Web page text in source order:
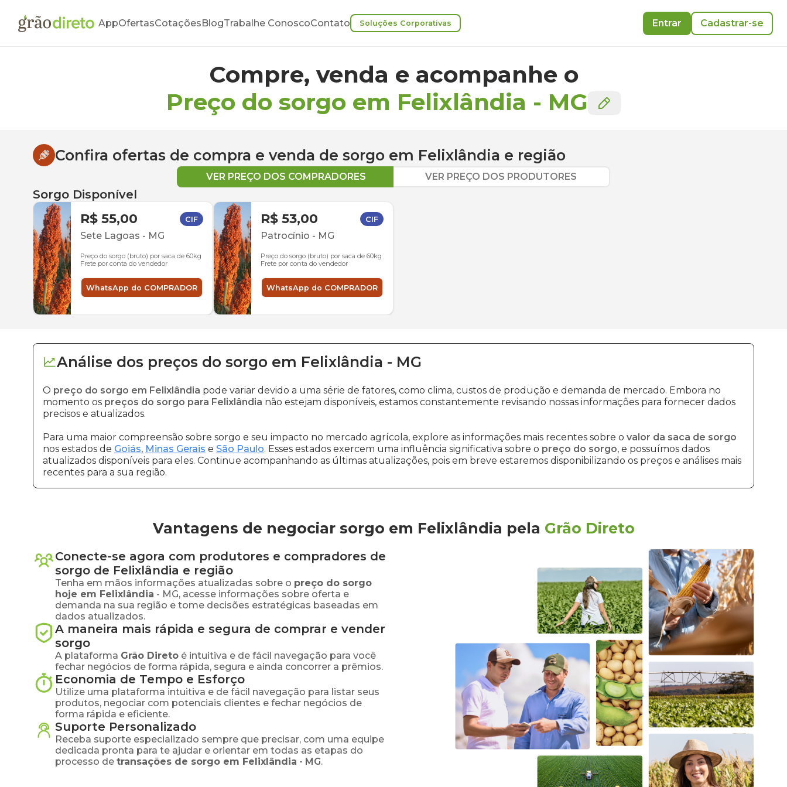
AppOfertasCotaçõesBlogTrabalhe ConoscoContato Soluções Corporativas Entrar Cadastrar-se
Compre, venda e acompanhe o
Preço do sorgo em Felixlândia - MG
Confira ofertas de compra e venda de sorgo em Felixlândia e região
VER PREÇO DOS COMPRADORES VER PREÇO DOS PRODUTORES
Sorgo Disponível
R$ 55,00 CIF
Sete Lagoas - MG
Preço do sorgo (bruto) por saca de 60kg
Frete por conta do vendedor
WhatsApp do COMPRADOR
R$ 53,00 CIF
Patrocínio - MG
Preço do sorgo (bruto) por saca de 60kg
Frete por conta do vendedor
WhatsApp do COMPRADOR
Análise dos preços do sorgo em Felixlândia - MG
O preço do sorgo em Felixlândia pode variar devido a uma série de fatores, como clima, custos de produção e demanda de mercado. Embora no
momento os preços do sorgo para Felixlândia não estejam disponíveis, estamos constantemente revisando nossas informações para fornecer dados
precisos e atualizados.
Para uma maior compreensão sobre sorgo e seu impacto no mercado agrícola, explore as informações mais recentes sobre o valor da saca de sorgo
nos estados de Goiás, Minas Gerais e São Paulo. Esses estados exercem uma influência significativa sobre o preço do sorgo, e possuímos dados
atualizados disponíveis para eles. Continue acompanhando as últimas atualizações, pois em breve estaremos disponibilizando os preços e análises mais
recentes para a sua região.
Vantagens de negociar sorgo em Felixlândia pela Grão Direto
Conecte-se agora com produtores e compradores de
sorgo de Felixlândia e região
Tenha em mãos informações atualizadas sobre o preço do sorgo
hoje em Felixlândia - MG, acesse informações sobre oferta e
demanda na sua região e tome decisões estratégicas baseadas em
dados atualizados.
A maneira mais rápida e segura de comprar e vender
sorgo
A plataforma Grão Direto é intuitiva e de fácil navegação para você
fechar negócios de forma rápida, segura e ainda concorrer a prêmios.
Economia de Tempo e Esforço
Utilize uma plataforma intuitiva e de fácil navegação para listar seus
produtos, negociar com potenciais clientes e fechar negócios de
forma rápida e eficiente.
Suporte Personalizado
Receba suporte especializado sempre que precisar, com uma equipe
dedicada pronta para te ajudar e orientar em todas as etapas do
processo de transações de sorgo em Felixlândia - MG.